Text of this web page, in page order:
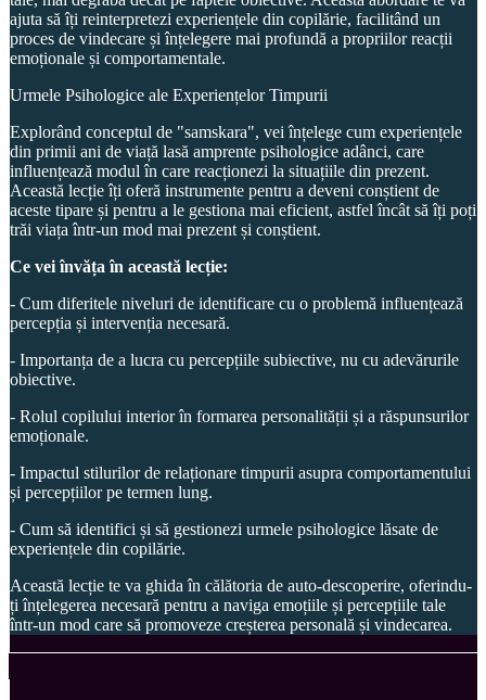
ajuta să îți reinterpretezi experiențele din copilărie, facilitând un
proces de vindecare și înțelegere mai profundă a propriilor reacții
emoționale și comportamentale.
Urmele Psihologice ale Experiențelor Timpurii
Explorând conceptul de "samskara", vei înțelege cum experiențele
din primii ani de viață lasă amprente psihologice adânci, care
influențează modul în care reacționezi la situațiile din prezent.
Această lecție îți oferă instrumente pentru a deveni conștient de
aceste tipare și pentru a le gestiona mai eficient, astfel încât să îți poți
trăi viața într-un mod mai prezent și conștient.
Ce vei învăța în această lecție:
- Cum diferitele niveluri de identificare cu o problemă influențează
percepția și intervenția necesară.
- Importanța de a lucra cu percepțiile subiective, nu cu adevărurile
obiective.
- Rolul copilului interior în formarea personalității și a răspunsurilor
emoționale.
- Impactul stilurilor de relaționare timpurii asupra comportamentului
și percepțiilor pe termen lung.
- Cum să identifici și să gestionezi urmele psihologice lăsate de
experiențele din copilărie.
Această lecție te va ghida în călătoria de auto-descoperire, oferindu-
ți înțelegerea necesară pentru a naviga emoțiile și percepțiile tale
într-un mod care să promoveze creșterea personală și vindecarea.